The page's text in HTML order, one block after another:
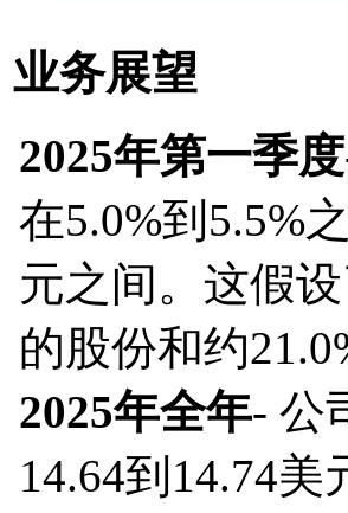
业务展望
2025年第一季度
在5.0%到5.5%
元之间。这假
的股份和约
2025年全年- 公
14.64到14.74